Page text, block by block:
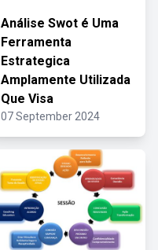
Análise Swot é Uma
Ferramenta
Estrategica
Amplamente Utilizada
Que Visa
07 September 2024